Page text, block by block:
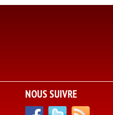
NOUS SUIVRE